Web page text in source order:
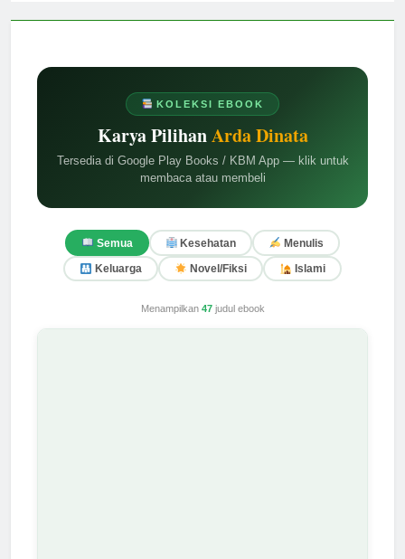
KOLEKSI EBOOK
Karya PilihanArda Dinata
Tersedia di Google Play Books / KBM App — klik untuk
membaca atau membeli
Semua Kesehatan Menulis
Keluarga Novel/Fiksi Islami
Menampilkan 47judul ebook